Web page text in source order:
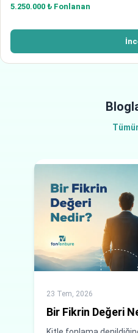
5.250.000 ₺ Fonlanan
23 Tem, 2026
Bir Fikrin Değeri